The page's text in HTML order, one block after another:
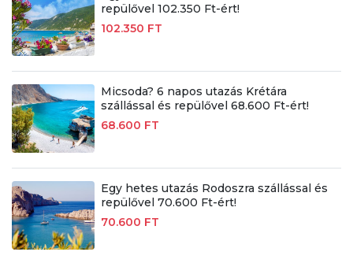
repülővel 102.350 Ft-ért!
102.350 FT
Micsoda? 6 napos utazás Krétára
szállással és repülővel 68.600 Ft-ért!
68.600 FT
Egy hetes utazás Rodoszra szállással és
repülővel 70.600 Ft-ért!
70.600 FT